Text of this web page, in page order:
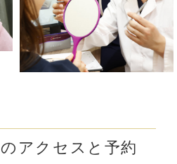
消
#尖った鼻先に
ミも解消
アクセスと予約